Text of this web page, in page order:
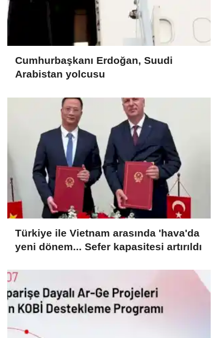
Cumhurbaşkanı Erdoğan, Suudi
Arabistan yolcusu
Türkiye ile Vietnam arasında 'hava'da
yeni dönem... Sefer kapasitesi artırıldı